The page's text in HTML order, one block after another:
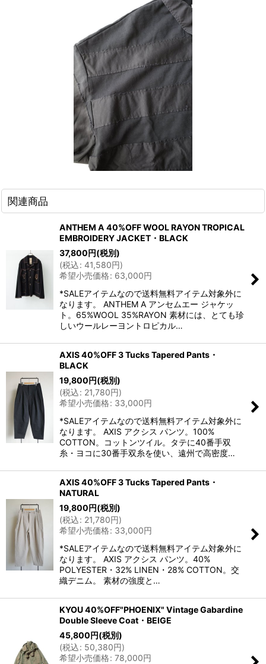
関連商品
ANTHEM A 40%OFF WOOL RAYON TROPICAL
EMBROIDERY JACKET・BLACK
37,800円(税別)
(税込: 41,580円)
希望小売価格: 63,000円
*SALEアイテムなので送料無料アイテム対象外に
なります。 ANTHEM A アンセムエー ジャケッ
ト。65%WOOL 35%RAYON 素材には、とても珍
しいウールレーヨントロピカル…
AXIS 40%OFF 3 Tucks Tapered Pants・
BLACK
19,800円(税別)
(税込: 21,780円)
希望小売価格: 33,000円
*SALEアイテムなので送料無料アイテム対象外に
なります。 AXIS アクシス パンツ。100%
COTTON。コットンツイル。タテに40番手双
糸・ヨコに30番手双糸を使い、遠州で高密度…
AXIS 40%OFF 3 Tucks Tapered Pants・
NATURAL
19,800円(税別)
(税込: 21,780円)
希望小売価格: 33,000円
*SALEアイテムなので送料無料アイテム対象外に
なります。 AXIS アクシス パンツ。40%
POLYESTER・32% LINEN・28% COTTON。交
織デニム。 素材の強度と…
KYOU 40%OFF"PHOENIX" Vintage Gabardine
Double Sleeve Coat・BEIGE
45,800円(税別)
(税込: 50,380円)
希望小売価格: 78,000円